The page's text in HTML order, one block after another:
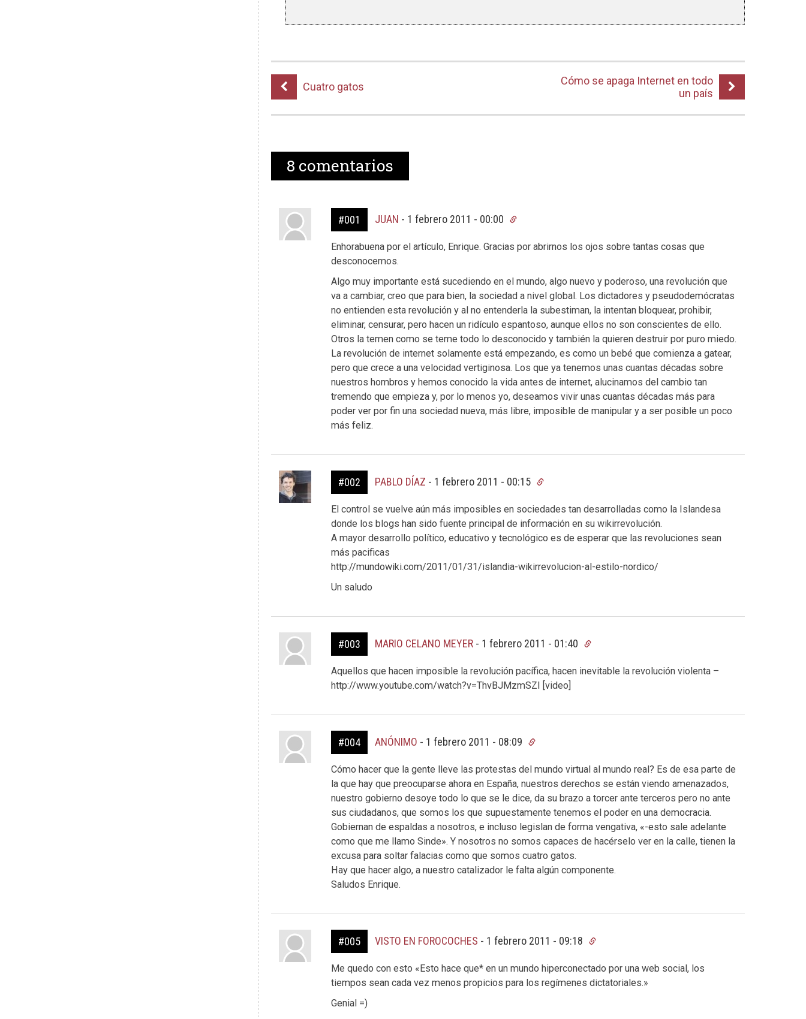
Cuatro gatos
Cómo se apaga Internet en todo
un país
8 comentarios
#001 JUAN - 1 febrero 2011 - 00:00
Enhorabuena por el artículo, Enrique. Gracias por abrirnos los ojos sobre tantas cosas que
desconocemos.
Algo muy importante está sucediendo en el mundo, algo nuevo y poderoso, una revolución que
va a cambiar, creo que para bien, la sociedad a nivel global. Los dictadores y pseudodemócratas
no entienden esta revolución y al no entenderla la subestiman, la intentan bloquear, prohibir,
eliminar, censurar, pero hacen un ridículo espantoso, aunque ellos no son conscientes de ello.
Otros la temen como se teme todo lo desconocido y también la quieren destruir por puro miedo.
La revolución de internet solamente está empezando, es como un bebé que comienza a gatear,
pero que crece a una velocidad vertiginosa. Los que ya tenemos unas cuantas décadas sobre
nuestros hombros y hemos conocido la vida antes de internet, alucinamos del cambio tan
tremendo que empieza y, por lo menos yo, deseamos vivir unas cuantas décadas más para
poder ver por fin una sociedad nueva, más libre, imposible de manipular y a ser posible un poco
más feliz.
#002 PABLO DÍAZ - 1 febrero 2011 - 00:15
El control se vuelve aún más imposibles en sociedades tan desarrolladas como la Islandesa
donde los blogs han sido fuente principal de información en su wikirrevolución.
A mayor desarrollo político, educativo y tecnológico es de esperar que las revoluciones sean
más pacificas
http://mundowiki.com/2011/01/31/islandia-wikirrevolucion-al-estilo-nordico/
Un saludo
#003 MARIO CELANO MEYER- 1 febrero 2011 - 01:40
Aquellos que hacen imposible la revolución pacífica, hacen inevitable la revolución violenta –
http://www.youtube.com/watch?v=ThvBJMzmSZI [video]
#004 ANÓNIMO - 1 febrero 2011 - 08:09
Cómo hacer que la gente lleve las protestas del mundo virtual al mundo real? Es de esa parte de
la que hay que preocuparse ahora en España, nuestros derechos se están viendo amenazados,
nuestro gobierno desoye todo lo que se le dice, da su brazo a torcer ante terceros pero no ante
sus ciudadanos, que somos los que supuestamente tenemos el poder en una democracia.
Gobiernan de espaldas a nosotros, e incluso legislan de forma vengativa, «-esto sale adelante
como que me llamo Sinde». Y nosotros no somos capaces de hacérselo ver en la calle, tienen la
excusa para soltar falacias como que somos cuatro gatos.
Hay que hacer algo, a nuestro catalizador le falta algún componente.
Saludos Enrique.
#005 VISTO EN FOROCOCHES - 1 febrero 2011 - 09:18
Me quedo con esto «Esto hace que* en un mundo hiperconectado por una web social, los
tiempos sean cada vez menos propicios para los regímenes dictatoriales.»
Genial =)